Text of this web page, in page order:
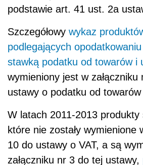
podstawie art. 41 ust. 2a
Szczegółowy wykaz
podlegających
stawką podatku od towarów i
wymieniony jest w załączniku
ustawy o podatku od towarów
W latach 2011-2013 produkty
które nie zostały wymienione
10 do ustawy o VAT, a są
załączniku nr 3 do tej ustawy,